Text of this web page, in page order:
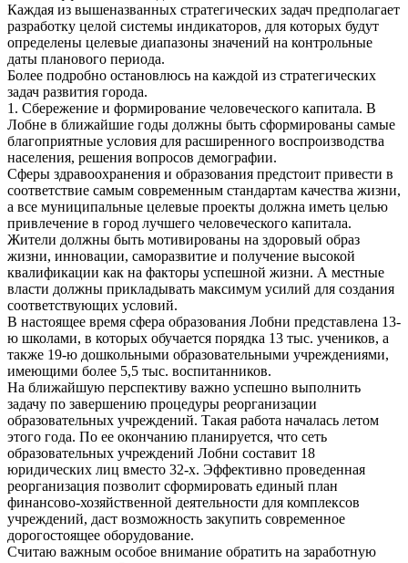
Каждая из вышеназванных стратегических задач предполагает
разработку целой системы индикаторов, для которых будут
определены целевые диапазоны значений на контрольные
даты планового периода.
Более подробно остановлюсь на каждой из стратегических
задач развития города.
1. Сбережение и формирование человеческого капитала. В
Лобне в ближайшие годы должны быть сформированы самые
благоприятные условия для расширенного воспроизводства
населения, решения вопросов демографии.
Сферы здравоохранения и образования предстоит привести в
соответствие самым современным стандартам качества жизни,
а все муниципальные целевые проекты должна иметь целью
привлечение в город лучшего человеческого капитала.
Жители должны быть мотивированы на здоровый образ
жизни, инновации, саморазвитие и получение высокой
квалификации как на факторы успешной жизни. А местные
власти должны прикладывать максимум усилий для создания
соответствующих условий.
В настоящее время сфера образования Лобни представлена 13-
ю школами, в которых обучается порядка 13 тыс. учеников, а
также 19-ю дошкольными образовательными учреждениями,
имеющими более 5,5 тыс. воспитанников.
На ближайшую перспективу важно успешно выполнить
задачу по завершению процедуры реорганизации
образовательных учреждений. Такая работа началась летом
этого года. По ее окончанию планируется, что сеть
образовательных учреждений Лобни составит 18
юридических лиц вместо 32-х. Эффективно проведенная
реорганизация позволит сформировать единый план
финансово-хозяйственной деятельности для комплексов
учреждений, даст возможность закупить современное
дорогостоящее оборудование.
Считаю важным особое внимание обратить на заработную